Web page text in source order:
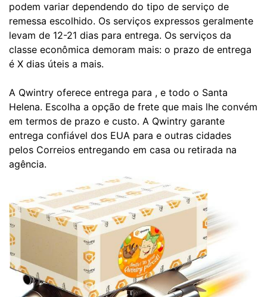
podem variar dependendo do tipo de serviço de
remessa escolhido. Os serviços expressos geralmente
levam de 12-21 dias para entrega. Os serviços da
classe econômica demoram mais: o prazo de entrega
é X dias úteis a mais.
A Qwintry oferece entrega para , e todo o Santa
Helena. Escolha a opção de frete que mais lhe convém
em termos de prazo e custo. A Qwintry garante
entrega confiável dos EUA para e outras cidades
pelos Correios entregando em casa ou retirada na
agência.